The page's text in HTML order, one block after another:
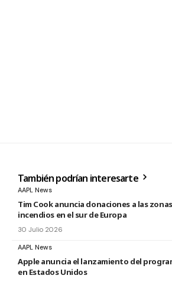
También podrían interesarte
AAPL News
Tim Cook anuncia donaciones a las
incendios en el sur de Europa
30 Julio 2026
AAPL News
Apple anuncia el lanzamiento del
en Estados Unidos